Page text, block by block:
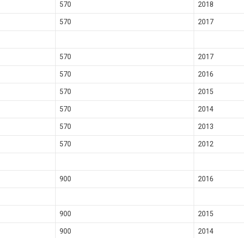
570 2018
570 2017
570 2017
570 2016
570 2015
570 2014
570 2013
570 2012
900 2016
900 2015
900 2014